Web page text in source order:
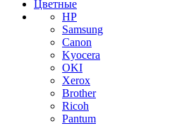
Цветные
HP
Samsung
Canon
Kyocera
OKI
Xerox
Brother
Ricoh
Pantum